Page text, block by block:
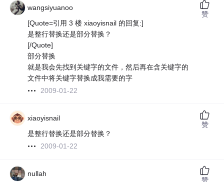
wangsiyuanoo
[Quote=引用 3 楼 xiaoyisnail 的回复:]
是整行替换还是部分替换？
[/Quote]
部分替换
就是我会先找到关键字的文件，然后再在含关键字的
文件中将关键字替换成我需要的字
2009-01-22
赞
xiaoyisnail
是整行替换还是部分替换？
2009-01-22
赞
nullah
赞